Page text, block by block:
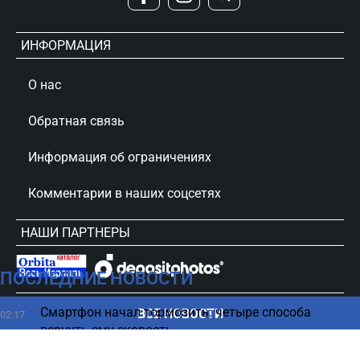
ПОСЛЕДНИЕ НОВОСТИ
02:17
Смартфон начал тормозить: четыре способа
вернуть ему скорость
ВСЕ НОВОСТИ
ИНФОРМАЦИЯ
О нас
Обратная связь
Информация об ограничениях
Комментарии в наших соцсетях
НАШИ ПАРТНЕРЫ
сursorinfo.co.il © Все права защищены